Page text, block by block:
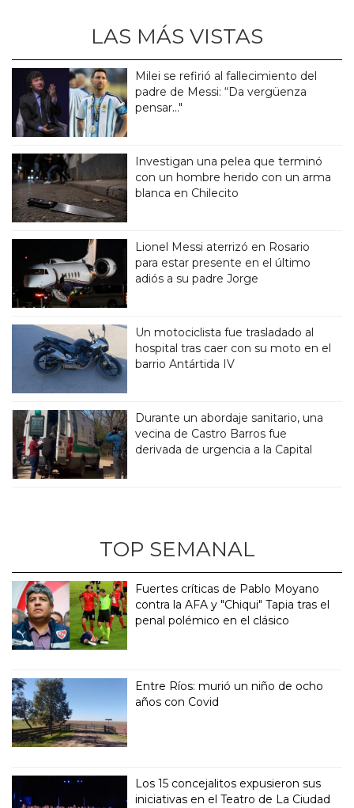
LAS MÁS VISTAS
Milei se refirió al fallecimiento del
padre de Messi: “Da vergüenza
pensar..."
Investigan una pelea que terminó
con un hombre herido con un arma
blanca en Chilecito
Lionel Messi aterrizó en Rosario
para estar presente en el último
adiós a su padre Jorge
Un motociclista fue trasladado al
hospital tras caer con su moto en el
barrio Antártida IV
Durante un abordaje sanitario, una
vecina de Castro Barros fue
derivada de urgencia a la Capital
TOP SEMANAL
Fuertes críticas de Pablo Moyano
contra la AFA y "Chiqui" Tapia tras el
penal polémico en el clásico
Entre Ríos: murió un niño de ocho
años con Covid
Los 15 concejalitos expusieron sus
iniciativas en el Teatro de La Ciudad